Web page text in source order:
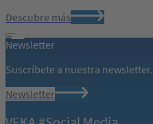
Descubre más
Newsletter
Suscríbete a nuestra newsletter.
Newsletter